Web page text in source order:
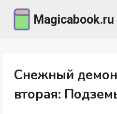
содержимому
Magicabook.ru
Снежный
вторая: